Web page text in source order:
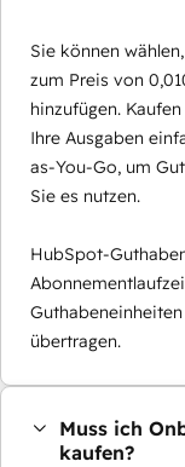
Sie können
zum Preis von
hinzufügen.
Ihre Ausgaben
as-You-Go, um
Sie es nutzen.
HubSpot-
übertragen.
Muss ich
kaufen?